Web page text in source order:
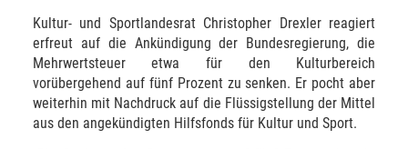
Kultur- und Sportlandesrat Christopher Drexler reagiert
erfreut auf die Ankündigung der Bundesregierung, die
Mehrwertsteuer etwa für den Kulturbereich
vorübergehend auf fünf Prozent zu senken. Er pocht aber
weiterhin mit Nachdruck auf die Flüssigstellung der Mittel
aus den angekündigten Hilfsfonds für Kultur und Sport.